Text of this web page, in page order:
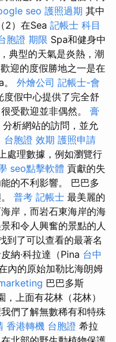
seo 護照過期 其中
2）在Sea 記帳士 科目
胞證 期限 Spa和健身中
典型的天氣是炎熱，潮
迎的度假勝地之一是在
外燴公司 記帳士-會
假中心提供了完全舒
受歡迎並非偶然。 膏
析網站的訪問，並允
台胞證 效期 護照申請
處理數據，例如瀏覽行
seo點擊軟體 貢獻的失
的不利影響。 巴巴多
普考 記帳士 最美麗的
岸，而岩石東海岸的海
和令人興奮的景點的人
到了可以查看的最著名
納·科拉達（Pina 台中
內的原始加勒比海朗姆
巴巴多斯
上面有花林（花林）
們了解無數稀有和特殊
香港轉機 台胞證 希拉